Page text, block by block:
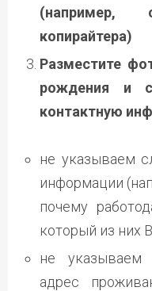
(например,
копирайтера)
Разместите
рождения и
контактную
не указываем
информации
почему
который из них
не указываем
адрес